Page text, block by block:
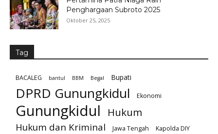
Penghargaan Subroto 2025
Oktober 25, 2025
Tag
BACALEG bantul BBM Begal Bupati
DPRD Gunungkidul Ekonomi
Gunungkidul Hukum
Hukum dan Kriminal Jawa Tengah
Kapolda DIY